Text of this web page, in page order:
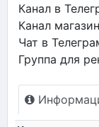
Канал в
Канал
Чат в
Группа для